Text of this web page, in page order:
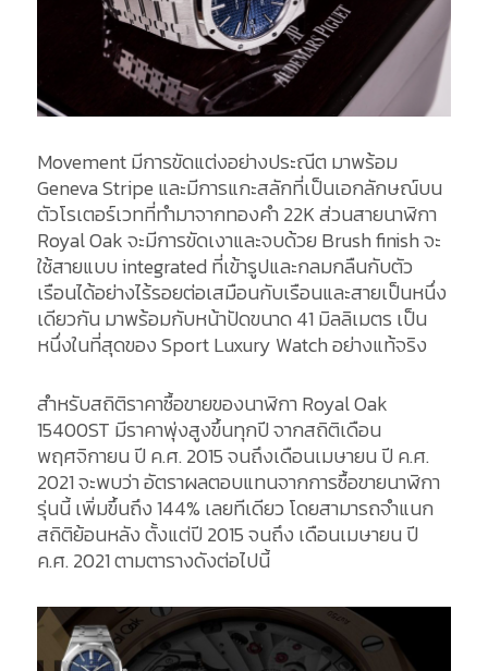
Movement มีการขัดแต่งอย่างประณีต มาพร้อม
Geneva Stripe และมีการแกะสลักที่เป็นเอกลักษณ์บน
ตัวโรเตอร์เวทที่ทำมาจากทองคำ 22K ส่วนสายนาฬิกา
Royal Oak จะมีการขัดเงาและจบด้วย Brush finish จะ
ใช้สายแบบ integrated ที่เข้ารูปและกลมกลืนกับตัว
เรือนได้อย่างไร้รอยต่อเสมือนกับเรือนและสายเป็นหนึ่ง
เดียวกัน มาพร้อมกับหน้าปัดขนาด 41 มิลลิเมตร เป็น
หนึ่งในที่สุดของ Sport Luxury Watch อย่างแท้จริง
สำหรับสถิติราคาซื้อขายของนาฬิกา Royal Oak
15400ST มีราคาพุ่งสูงขึ้นทุกปี จากสถิติเดือน
พฤศจิกายน ปี ค.ศ. 2015 จนถึงเดือนเมษายน ปี ค.ศ.
2021 จะพบว่า อัตราผลตอบแทนจากการซื้อขายนาฬิกา
รุ่นนี้ เพิ่มขึ้นถึง 144% เลยทีเดียว โดยสามารถจำแนก
สถิติย้อนหลัง ตั้งแต่ปี 2015 จนถึง เดือนเมษายน ปี
ค.ศ. 2021 ตามตารางดังต่อไปนี้